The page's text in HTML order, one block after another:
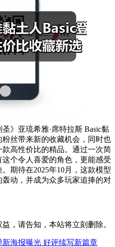
亚琉希雅·席特拉斯 Basic黏
丝带来新的收藏机会，同时也
高性价比的精品。通过一次简
个令人喜爱的角色，更能感受
期待在2025年10月，这款模型
动，并成为众多玩家追捧的对
，请告知，本站将立刻删除。
新海报曝光 好评续写新篇章